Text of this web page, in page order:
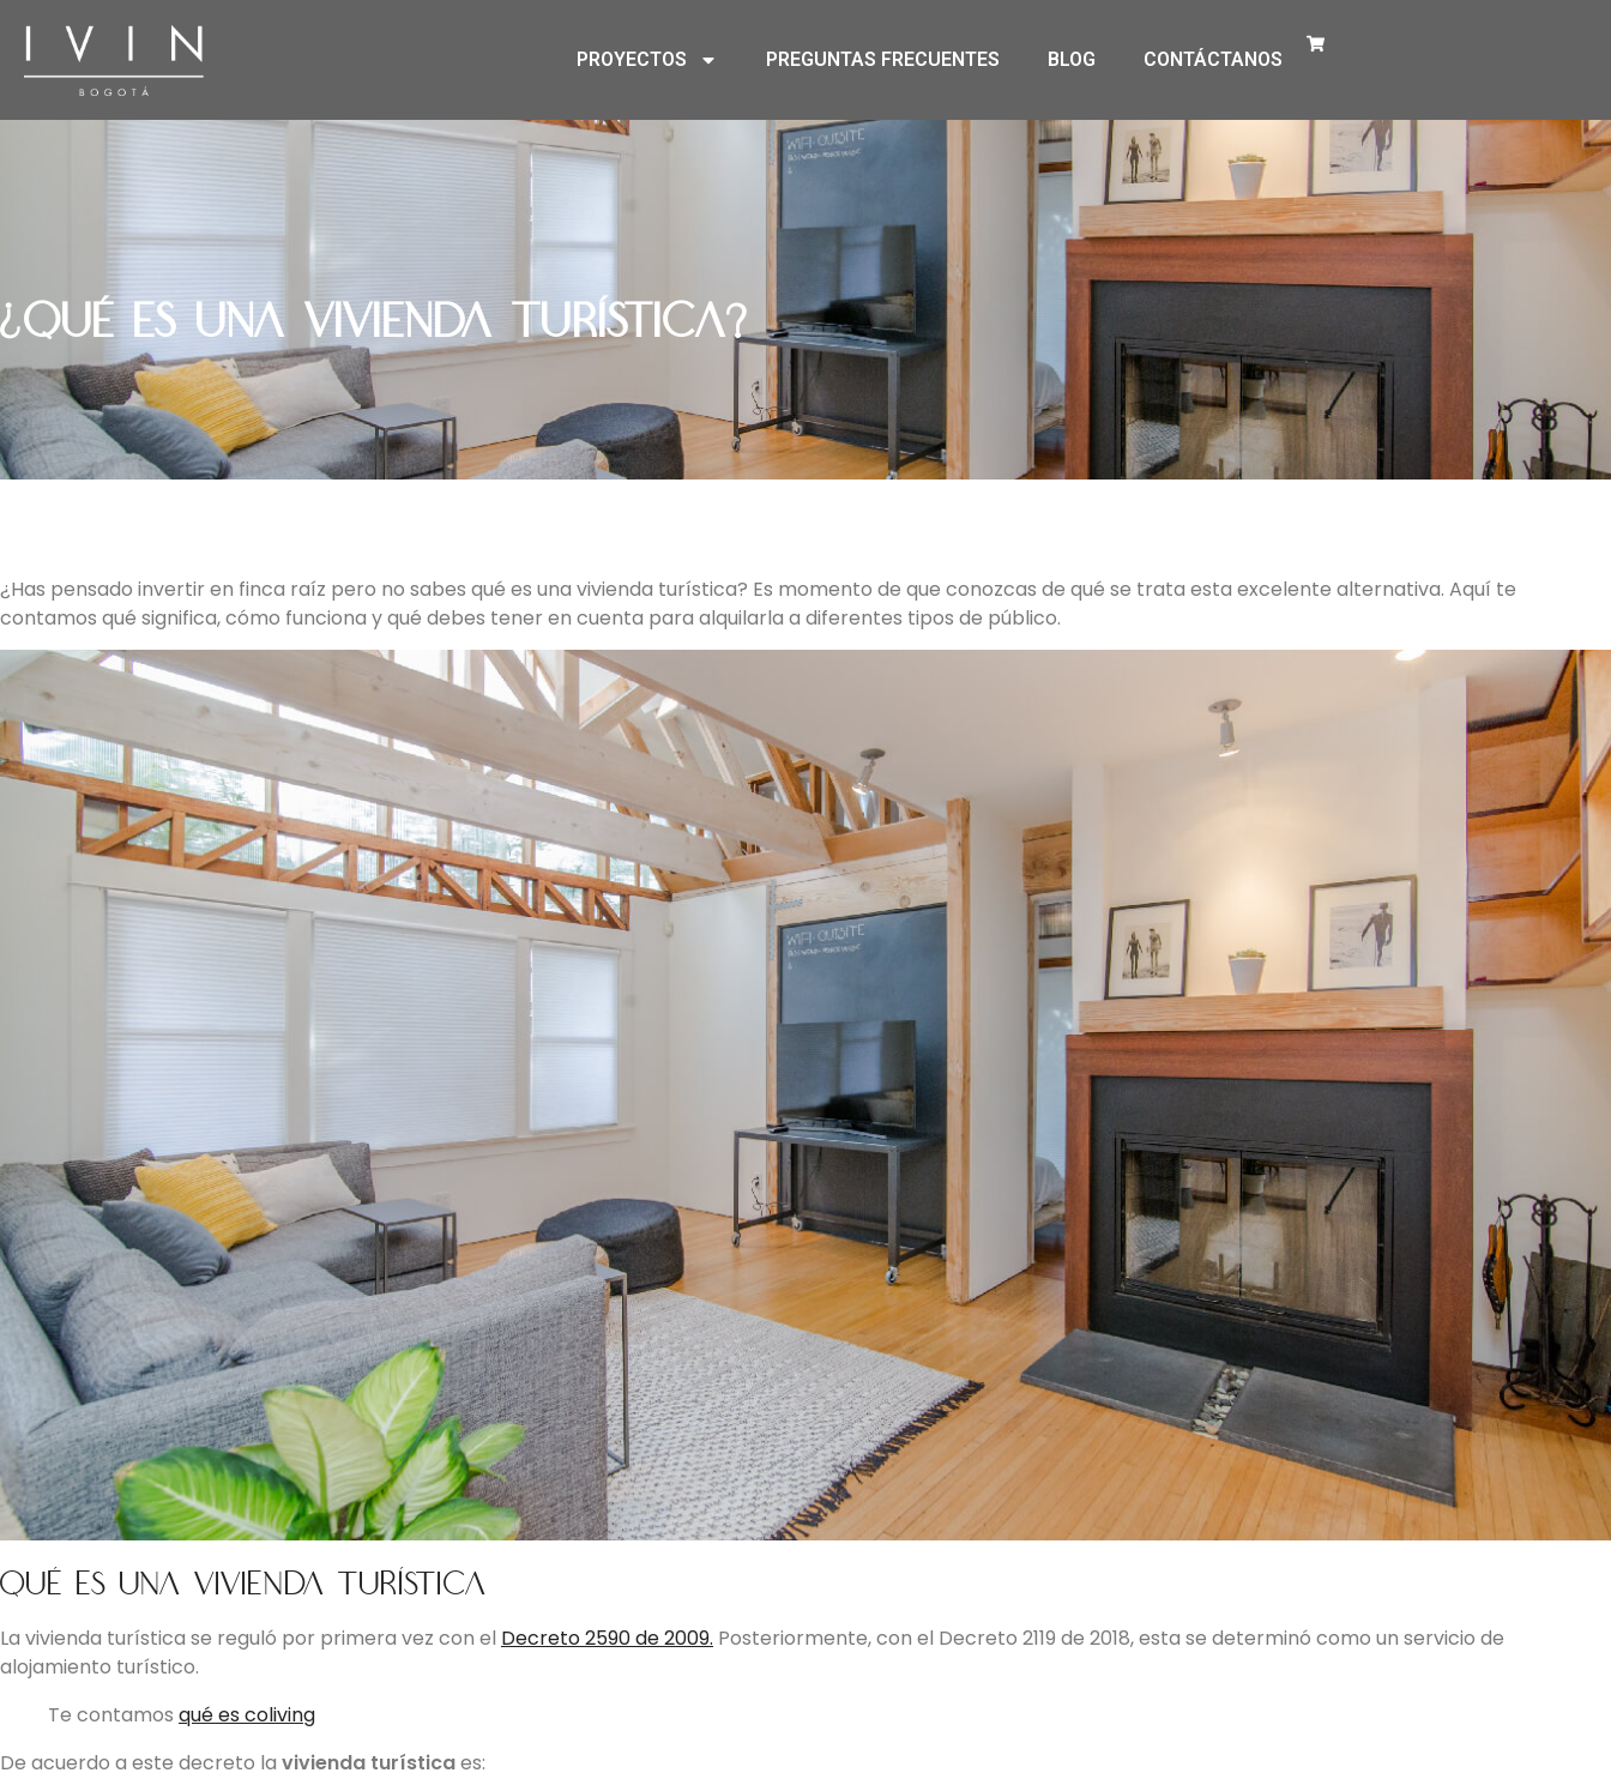
PROYECTOS PREGUNTAS FRECUENTES BLOG CONTÁCTANOS
¿Qué es una vivienda turística?
¿Has pensado invertir en finca raíz pero no sabes qué es una vivienda turística? Es momento de que conozcas de qué se trata esta excelente alternativa. Aquí te
contamos qué significa, cómo funciona y qué debes tener en cuenta para alquilarla a diferentes tipos de público.
Qué es una vivienda turística
La vivienda turística se reguló por primera vez con el Decreto 2590 de 2009. Posteriormente, con el Decreto 2119 de 2018, esta se determinó como un servicio de
alojamiento turístico.
Te contamos qué es coliving
De acuerdo a este decreto la vivienda turísticaes: